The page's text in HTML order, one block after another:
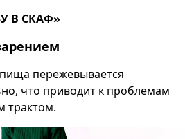
В СКАФ»
пережевывается
что приводит к проблемам
трактом.